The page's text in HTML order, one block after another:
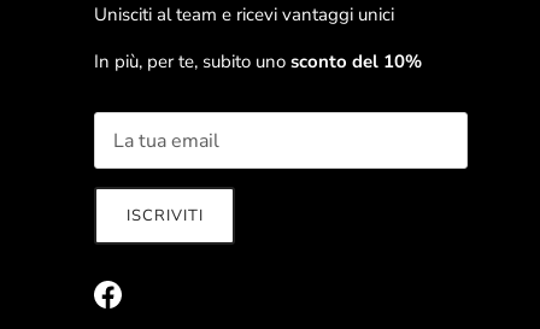
Unisciti al team e ricevi vantaggi unici
In più, per te, subito uno sconto del 10%
ISCRIVITI
Facebook